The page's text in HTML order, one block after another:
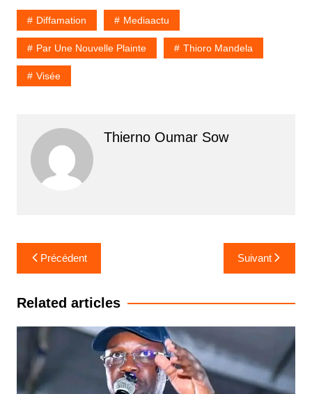
Diffamation Mediaactu
Par Une Nouvelle Plainte Thioro Mandela
Visée
Thierno Oumar Sow
Navigation
de
l’article
Précédent Suivant
Related articles